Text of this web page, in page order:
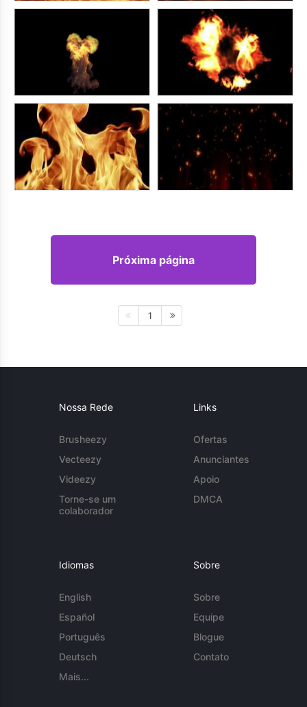
Próxima página
1
Nossa Rede
Brusheezy
Vecteezy
Videezy
Torne-se um
colaborador
Links
Ofertas
Anunciantes
Apoio
DMCA
Idiomas
English
Español
Português
Deutsch
Mais...
Sobre
Sobre
Equipe
Blogue
Contato